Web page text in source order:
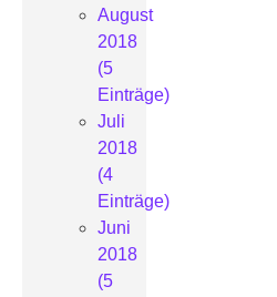
August
2018
(5
Einträge)
Juli
2018
(4
Einträge)
Juni
2018
(5